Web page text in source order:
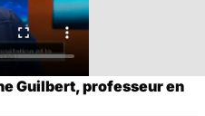
Guilbert, professeur en